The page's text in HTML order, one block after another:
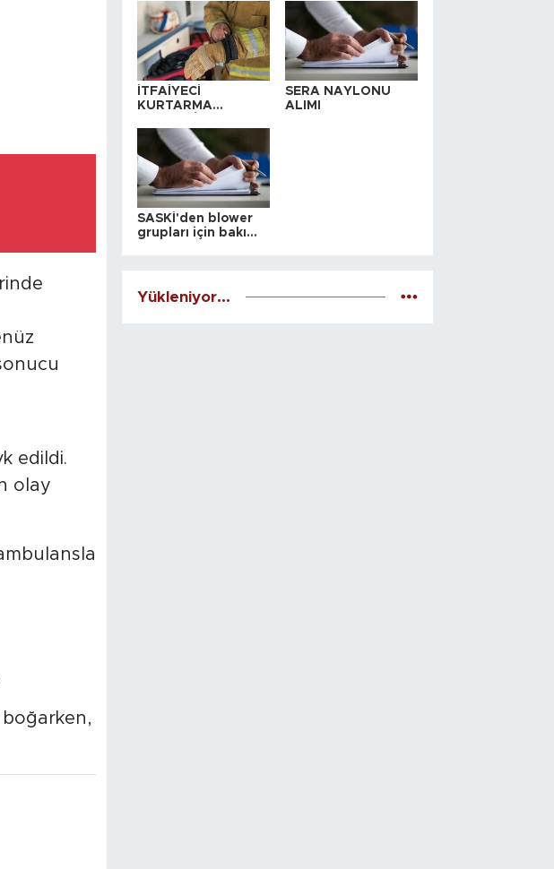
edildi.
olay
boğarken,
İTFAİYECİ
KURTARMA
ALINACAKTIR
SERA NAYLONU
ALIMI
SASKİ'den blower
grupları için bakım
Yükleniyor...